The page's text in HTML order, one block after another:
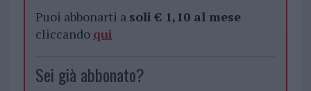
Puoi abbonarti a soli € 1,10 al mese
cliccando qui
Sei già abbonato?